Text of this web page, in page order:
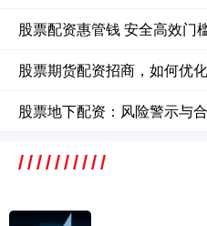
股票配资惠管钱 安全高效门
股票期货配资招商，如何优
股票地下配资：风险警示与